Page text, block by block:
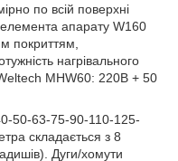
по всій поверхні
елемента апарату W160
покриттям,
нагрівального
MHW60: 220В + 50
50-63-75-90-110-125-
складається з 8
Дуги/хомути